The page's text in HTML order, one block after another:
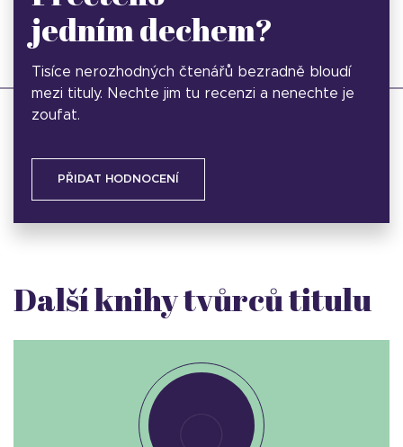
jedním dechem?
Tisíce nerozhodných čtenářů bezradně bloudí
mezi tituly. Nechte jim tu recenzi a nenechte je
zoufat.
PŘIDAT HODNOCENÍ
Další knihy tvůrců titulu